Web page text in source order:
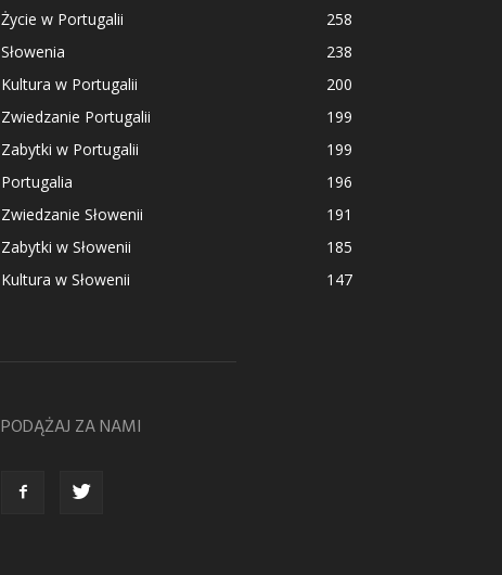
Życie w Portugalii
258
Słowenia
238
Kultura w Portugalii
200
Zwiedzanie Portugalii
199
Zabytki w Portugalii
199
Portugalia
196
Zwiedzanie Słowenii
191
Zabytki w Słowenii
185
Kultura w Słowenii
147
PODĄŻAJ ZA NAMI